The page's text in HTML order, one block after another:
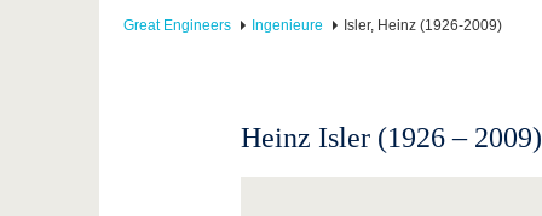
Great Engineers Ingenieure Isler, Heinz (1926-2009)
Heinz Isler (1926 – 2009)